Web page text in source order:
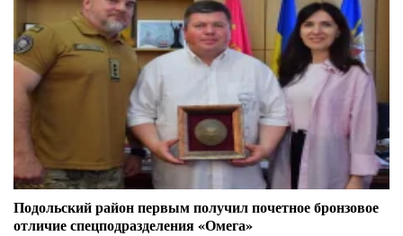
Подольский район первым получил почетное бронзовое
отличие спецподразделения «Омега»